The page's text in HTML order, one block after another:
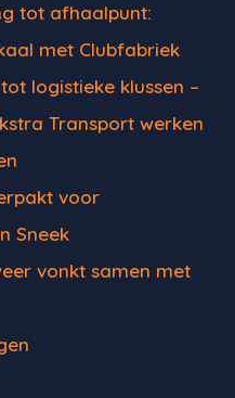
tot afhaalpunt:
met Clubfabriek
logistieke klussen –
Transport werken
voor
Sneek
vonkt samen met